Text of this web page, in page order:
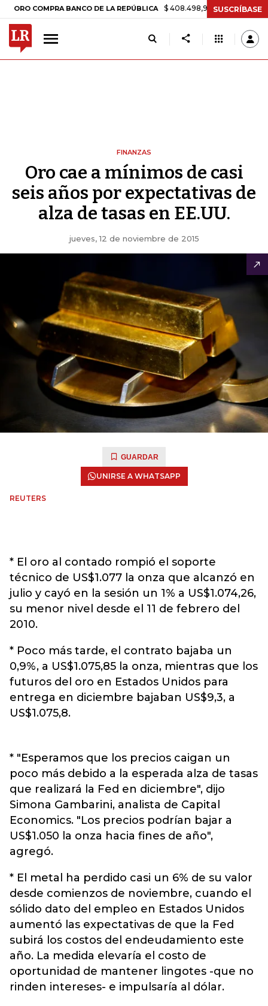
COMPRA BANCO DE LA REPÚBLICA $ 408.498,97 +$ 8.753,81 +2,19%
SUSCRÍBASE
FINANZAS
Oro cae a mínimos de casi
seis años por expectativas de
alza de tasas en EE.UU.
jueves, 12 de noviembre de 2015
GUARDAR
UNIRSE A WHATSAPP
REUTERS
* El oro al contado rompió el soporte
técnico de US$1.077 la onza que alcanzó en
julio y cayó en la sesión un 1% a US$1.074,26,
su menor nivel desde el 11 de febrero del
2010.
* Poco más tarde, el contrato bajaba un
0,9%, a US$1.075,85 la onza, mientras que los
futuros del oro en Estados Unidos para
entrega en diciembre bajaban US$9,3, a
US$1.075,8.
* "Esperamos que los precios caigan un
poco más debido a la esperada alza de tasas
que realizará la Fed en diciembre", dijo
Simona Gambarini, analista de Capital
Economics. "Los precios podrían bajar a
US$1.050 la onza hacia fines de año",
agregó.
* El metal ha perdido casi un 6% de su valor
desde comienzos de noviembre, cuando el
sólido dato del empleo en Estados Unidos
aumentó las expectativas de que la Fed
subirá los costos del endeudamiento este
año. La medida elevaría el costo de
oportunidad de mantener lingotes -que no
rinden intereses- e impulsaría al dólar.